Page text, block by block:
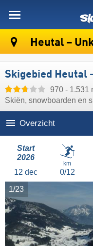
Heutal –
Skigebied Heutal
970 - 1.531
Skiën, snowboarden en
Overzicht
Start
2026
12 dec
km
0/12
1/23